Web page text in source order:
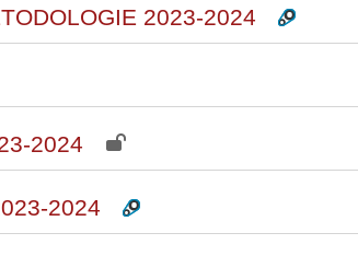
2023-2024
2024
2024